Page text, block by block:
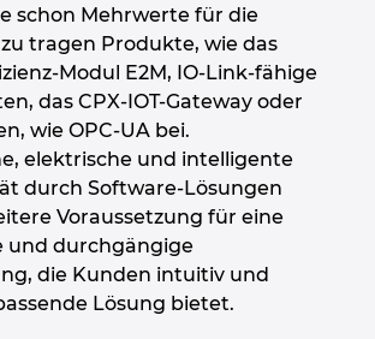
schon Mehrwerte für die
tragen Produkte, wie das
Modul E2M, IO-Link-fähige
das CPX-IOT-Gateway oder
wie OPC-UA bei.
elektrische und intelligente
durch Software-Lösungen
Voraussetzung für eine
und durchgängige
die Kunden intuitiv und
Lösung bietet.